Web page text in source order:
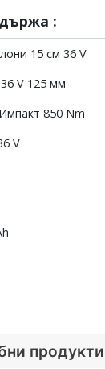
:
15 см 36 V
V 125 мм
850 Nm
V
продукти